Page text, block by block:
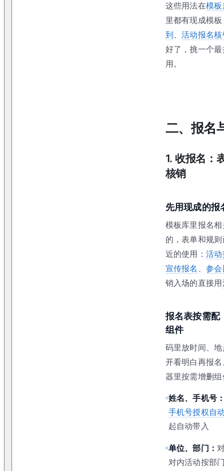
这些用法在模
里都有现成模
到、活动报名
好了，挑一个
用。
二、报名
1. 收报名：
核销
先用现成的报
模板库里报名
的，表单和规
近的使用：活
宣传报名 、参
销入场的直接用
报名表按需配
组件
码里放时间、
开看明白再报
器里按需增删
姓名、手机号
手机号授权自
起自动带入
单位、部门：
对内活动按部